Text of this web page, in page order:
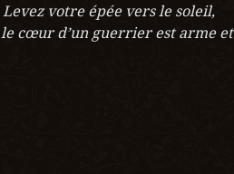
votre épée vers le soleil,
cœur d’un guerrier est arme et